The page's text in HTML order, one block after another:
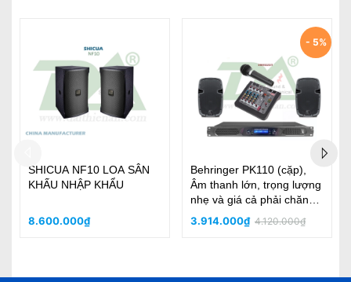
SHICUA NF12 LOA SÂN
KHẤU NHẬP KHẨU
12.270.000₫
YAMAHA CBR-10 (Pair)
23.760.000₫